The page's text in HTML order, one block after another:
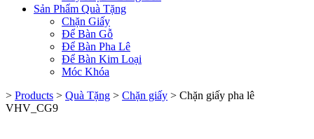
Sản Phẩm Quà Tặng
Chặn Giấy
Để Bàn Gỗ
Để Bàn Pha Lê
Để Bàn Kim Loại
Móc Khóa
> Products > Quà Tặng > Chặn giấy > Chặn giấy pha lê
VHV_CG9